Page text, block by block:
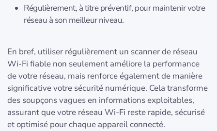
Régulièrement, à titre préventif, pour maintenir votre
réseau à son meilleur niveau.
En bref, utiliser régulièrement un scanner de réseau
Wi-Fi fiable non seulement améliore la performance
de votre réseau, mais renforce également de manière
significative votre sécurité numérique. Cela transforme
des soupçons vagues en informations exploitables,
assurant que votre réseau Wi-Fi reste rapide, sécurisé
et optimisé pour chaque appareil connecté.